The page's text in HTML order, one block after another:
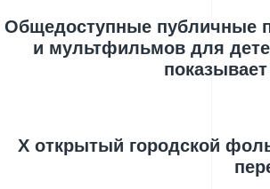
Общедоступные публичные
и мультфильмов для
X открытый городской